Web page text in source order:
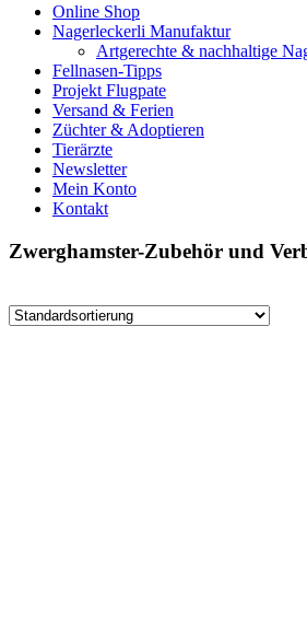
Online Shop
Nagerleckerli Manufaktur
Artgerechte & nachhaltige
Fellnasen-Tipps
Projekt Flugpate
Versand & Ferien
Züchter & Adoptieren
Tierärzte
Newsletter
Mein Konto
Kontakt
Zwerghamster-Zubehör und